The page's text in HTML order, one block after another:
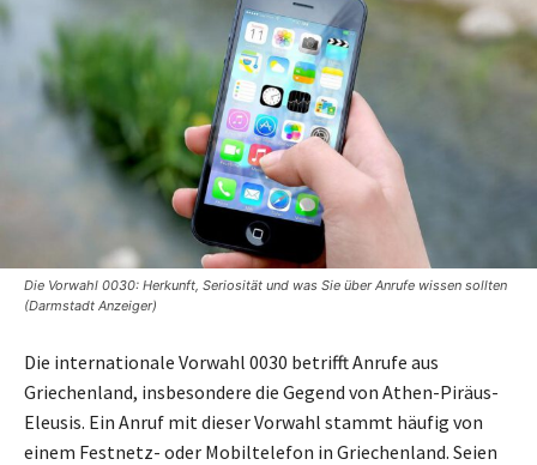
Die Vorwahl 0030: Herkunft, Seriosität und was Sie über Anrufe wissen sollten
(Darmstadt Anzeiger)
Die internationale Vorwahl 0030 betrifft Anrufe aus
Griechenland, insbesondere die Gegend von Athen-Piräus-
Eleusis. Ein Anruf mit dieser Vorwahl stammt häufig von
einem Festnetz- oder Mobiltelefon in Griechenland. Seien